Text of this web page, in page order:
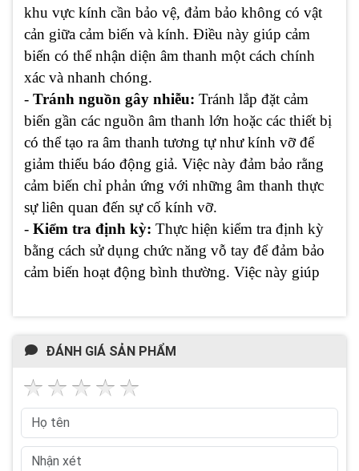
khu vực kính cần bảo vệ, đảm bảo không có vật
cản giữa cảm biến và kính. Điều này giúp cảm
biến có thể nhận diện âm thanh một cách chính
xác và nhanh chóng.
- Tránh nguồn gây nhiễu: Tránh lắp đặt cảm
biến gần các nguồn âm thanh lớn hoặc các thiết bị
có thể tạo ra âm thanh tương tự như kính vỡ để
giảm thiểu báo động giả. Việc này đảm bảo rằng
cảm biến chỉ phản ứng với những âm thanh thực
sự liên quan đến sự cố kính vỡ.
- Kiểm tra định kỳ: Thực hiện kiểm tra định kỳ
bằng cách sử dụng chức năng vỗ tay để đảm bảo
cảm biến hoạt động bình thường. Việc này giúp
ĐÁNH GIÁ SẢN PHẨM